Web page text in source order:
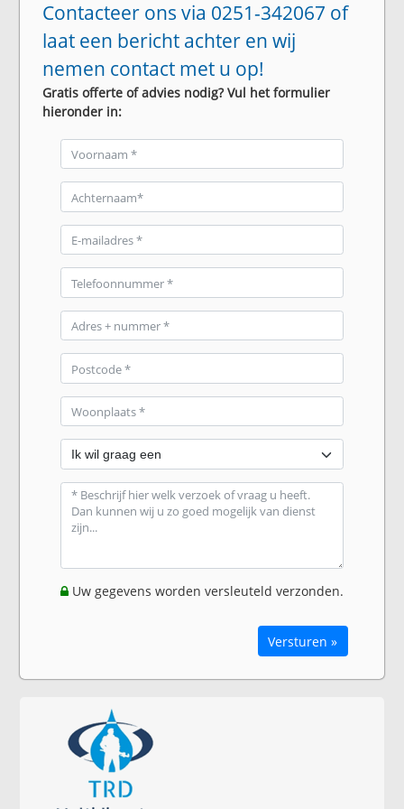
Contacteer ons via 0251-342067 of
laat een bericht achter en wij
nemen contact met u op!
Gratis offerte of advies nodig? Vul het formulier
hieronder in:
Uw gegevens worden versleuteld verzonden.
Versturen »